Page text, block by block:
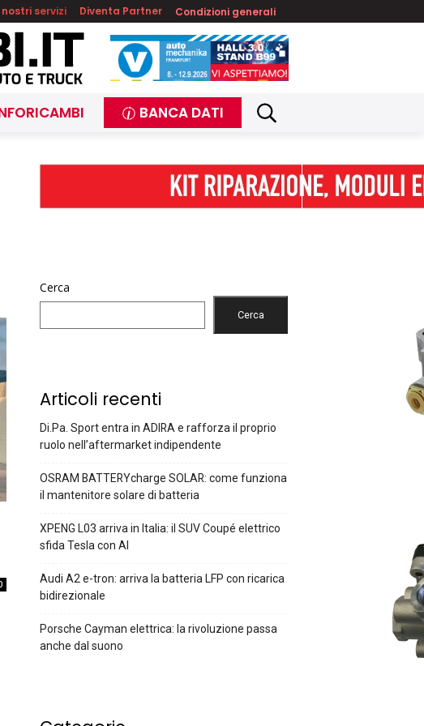
servizi Diventa Partner Condizioni generali
BANCA DATI
Cerca
Cerca
Articoli recenti
Di.Pa. Sport entra in ADIRA e rafforza il proprio
ruolo nell’aftermarket indipendente
OSRAM BATTERYcharge SOLAR: come funziona
il mantenitore solare di batteria
XPENG L03 arriva in Italia: il SUV Coupé elettrico
sfida Tesla con AI
Audi A2 e-tron: arriva la batteria LFP con ricarica
bidirezionale
Porsche Cayman elettrica: la rivoluzione passa
anche dal suono